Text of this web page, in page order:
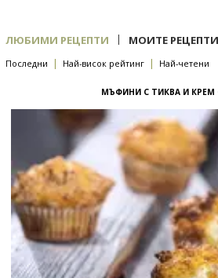
ЛЮБИМИ РЕЦЕПТИ | МОИТЕ РЕЦЕПТИ
Последни | Най-висок рейтинг | Най-четени
МЪФИНИ С ТИКВА И КРЕМ